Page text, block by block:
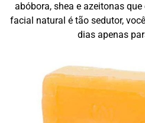
abóbora, shea e azeitonas
facial natural é tão sedutor,
dias apenas